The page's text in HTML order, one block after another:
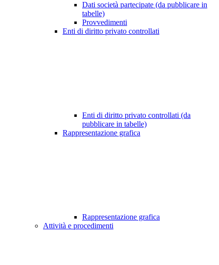
Dati società partecipate (da pubblicare in
tabelle)
Provvedimenti
Enti di diritto privato controllati
Enti di diritto privato controllati (da
pubblicare in tabelle)
Rappresentazione grafica
Rappresentazione grafica
Attività e procedimenti